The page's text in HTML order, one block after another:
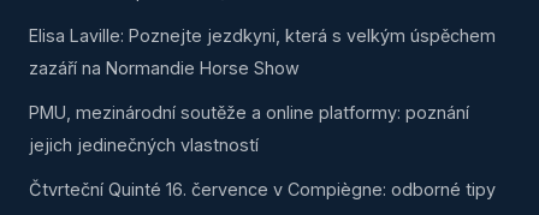
Elisa Laville: Poznejte jezdkyni, která s velkým úspěchem
zazáří na Normandie Horse Show
PMU, mezinárodní soutěže a online platformy: poznání
jejich jedinečných vlastností
Čtvrteční Quinté 16. července v Compiègne: odborné tipy